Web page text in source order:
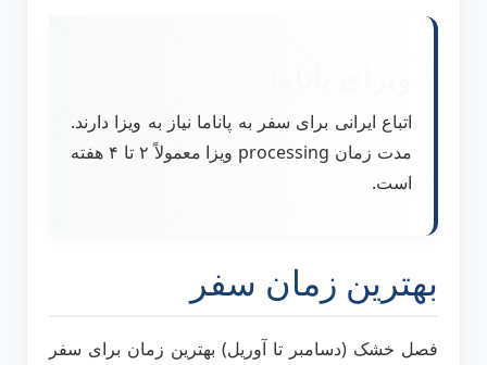
اتباع ایرانی برای سفر به پاناما نیاز به ویزا دارند.
مدت زمان processing ویزا معمولاً ۲ تا ۴ هفته
است.
بهترین زمان سفر
فصل خشک (دسامبر تا آوریل) بهترین زمان برای سفر